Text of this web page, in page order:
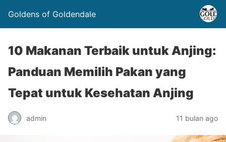
Goldens of Goldendale
10 Makanan Terbaik untuk Anjing:
Panduan Memilih Pakan yang
Tepat untuk Kesehatan Anjing
admin 11 bulan ago